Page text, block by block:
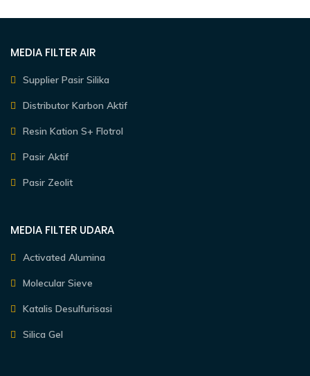
MEDIA FILTER AIR
Supplier Pasir Silika
Distributor Karbon Aktif
Resin Kation S+ Flotrol
Pasir Aktif
Pasir Zeolit
MEDIA FILTER UDARA
Activated Alumina
Molecular Sieve
Katalis Desulfurisasi
Silica Gel